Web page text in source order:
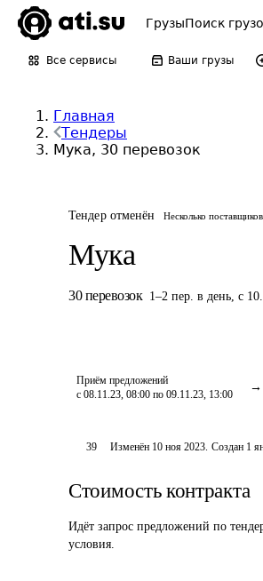
ГрузыПоиск
Все сервисы Ваши грузы
Главная
Тендеры
Мука, 30 перевозок
Тендер отменён Несколько поставщиков
Мука
30 перевозок 1–2 пер. в день, с
Приём предложений
с 08.11.23, 08:00 по 09.11.23, 13:00
39 Изменён 10 ноя 2023. Создан 1
Стоимость контракта
Идёт запрос предложений по
условия.